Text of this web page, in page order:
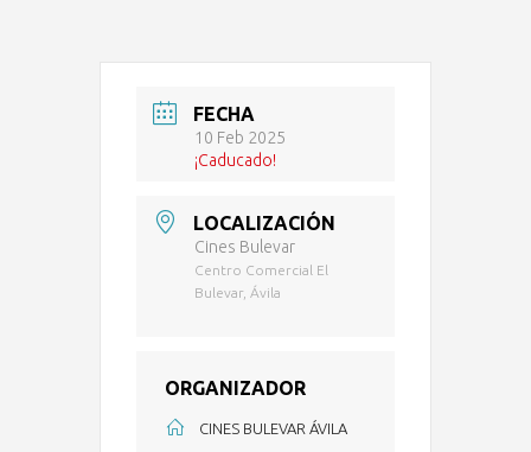
FECHA
10 Feb 2025
¡Caducado!
LOCALIZACIÓN
Cines Bulevar
Centro Comercial El
Bulevar, Ávila
ORGANIZADOR
CINES BULEVAR ÁVILA